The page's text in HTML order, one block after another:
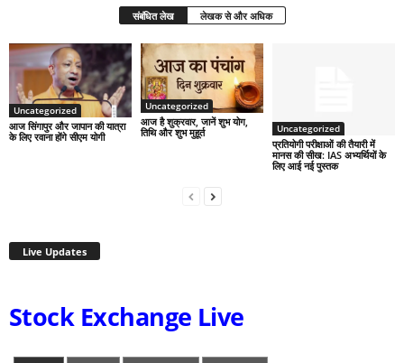
संबंधित लेख लेखक से और अधिक
Uncategorized
आज सिंगापुर और जापान की यात्रा
के लिए रवाना होंगे सीएम योगी
Uncategorized
आज है शुक्रवार, जानें शुभ योग,
तिथि और शुभ मुहूर्त
Uncategorized
प्रतियोगी परीक्षाओं की तैयारी में
मानस की सीख: IAS अभ्यर्थियों के
लिए आई नई पुस्तक
Live Updates
Stock Exchange Live